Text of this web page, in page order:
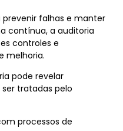
falhas e manter
contínua, a auditoria
controles e
melhoria.
pode revelar
tratadas pelo
processos de